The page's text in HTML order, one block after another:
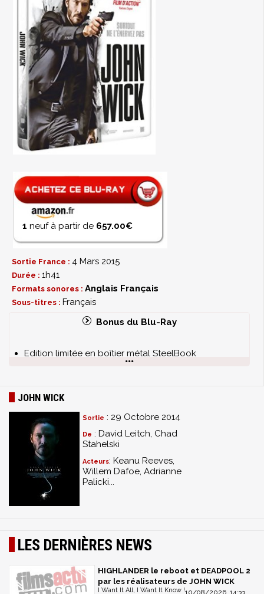
1 neuf à partir de 657.00€
Sortie France : 4 Mars 2015
Durée : 1h41
Formats sonores : Anglais Français
Sous-titres : Français
Bonus du Blu-Ray
Edition limitée en boîtier métal SteelBook
Faut pas faire ch*#% John Wick (VOST)
Deux hommes, un destin (VOST)
Le code de conduite des tueurs (VOST)
Le Red Circle (VOST)
La face obscure de New York (VOST)
JOHN WICK
Sortie : 29 Octobre 2014
De : David Leitch, Chad
Stahelski
Acteurs: Keanu Reeves,
Willem Dafoe, Adrianne
Palicki...
LES DERNIÈRES NEWS
HIGHLANDER le reboot et DEADPOOL 2
par les réalisateurs de JOHN WICK
10/08/2026, 14:33
I Want It All, I Want It Know !